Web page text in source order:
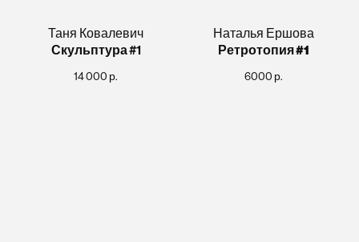
Таня Ковалевич
Скульптура#1
14 000 р.
Наталья Ершова
Ретротопия #1
6000 р.